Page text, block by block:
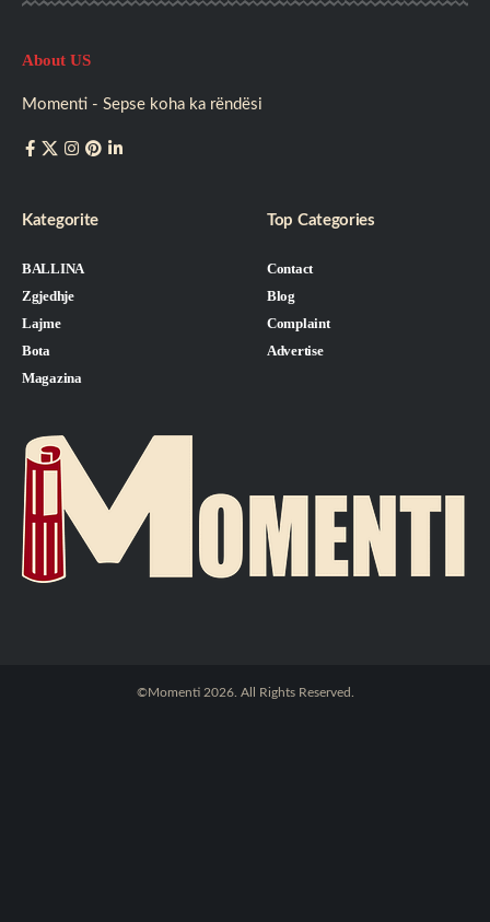
About US
Momenti - Sepse koha ka rëndësi
Kategorite
BALLINA
Zgjedhje
Lajme
Bota
Magazina
Top Categories
Contact
Blog
Complaint
Advertise
©Momenti 2026. All Rights Reserved.